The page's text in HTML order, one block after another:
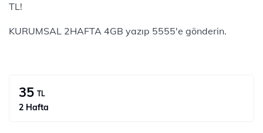
TL!
KURUMSAL 2HAFTA 4GB yazıp 5555'e gönderin.
35 TL
2 Hafta